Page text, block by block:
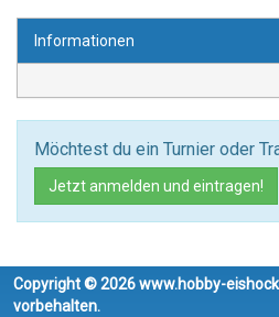
Informationen
Möchtest du ein Turnier oder
Jetzt anmelden und eintragen!
Copyright © 2026 www.hobby-
vorbehalten.